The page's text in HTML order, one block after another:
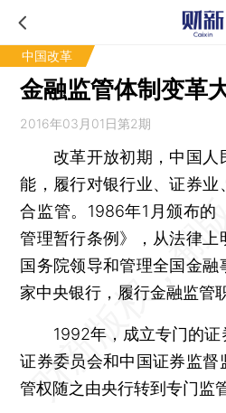
中国改革
金融监管体制变革
2016年03月01日第2期
改革开放初期，中国人
能，履行对银行业、证券业
合监管。1986年1月颁布的
管理暂行条例》，从法律上
国务院领导和管理全国金融
家中央银行，履行金融监管
1992年，成立专门的证
证券委员会和中国证券监督
管权随之由央行转到专门监